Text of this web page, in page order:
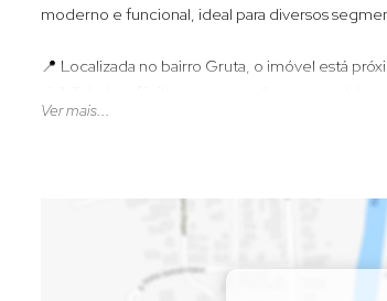
moderno e funcional, ideal para diversos
📍 Localizada no bairro Gruta, o imóvel está
Se você busca um espaço para expandir sua
(Valor sujeito a alteração sem aviso prévio)
Entre em contato para mais
Ver mais...